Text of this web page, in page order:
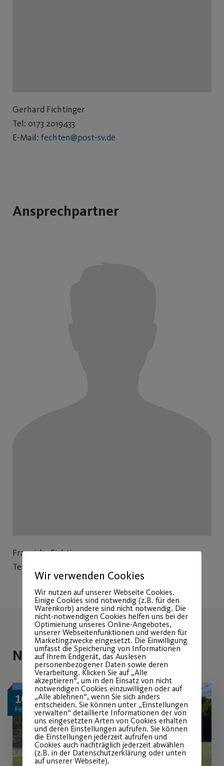
Gerhard Fichtinger
Tel: 0173 2019433
E-Mail: fechten@post-sv.de
Ansprechpartner
Franziska Fichtinger
Tel: 0173 257 63 21
Neuigkeiten vom Fechten
16
Feb.
Wir verwenden Cookies
Wir nutzen auf unserer Webseite Cookies.
Einige Cookies sind notwendig (z.B. für den
Warenkorb) andere sind nicht notwendig. Die
nicht-notwendigen Cookies helfen uns bei der
Optimierung unseres Online-Angebotes,
unserer Webseitenfunktionen und werden für
Marketingzwecke eingesetzt. Die Einwilligung
umfasst die Speicherung von Informationen
auf Ihrem Endgerät, das Auslesen
personenbezogener Daten sowie deren
Verarbeitung. Klicken Sie auf „Alle
akzeptieren“, um in den Einsatz von nicht
notwendigen Cookies einzuwilligen oder auf
„Alle ablehnen“, wenn Sie sich anders
entscheiden. Sie können unter „Einstellungen
verwalten“ detaillierte Informationen der von
uns eingesetzten Arten von Cookies erhalten
und deren Einstellungen aufrufen. Sie können
die Einstellungen jederzeit aufrufen und
Cookies auch nachträglich jederzeit abwählen
(z.B. in der Datenschutzerklärung oder unten
auf unserer Webseite).